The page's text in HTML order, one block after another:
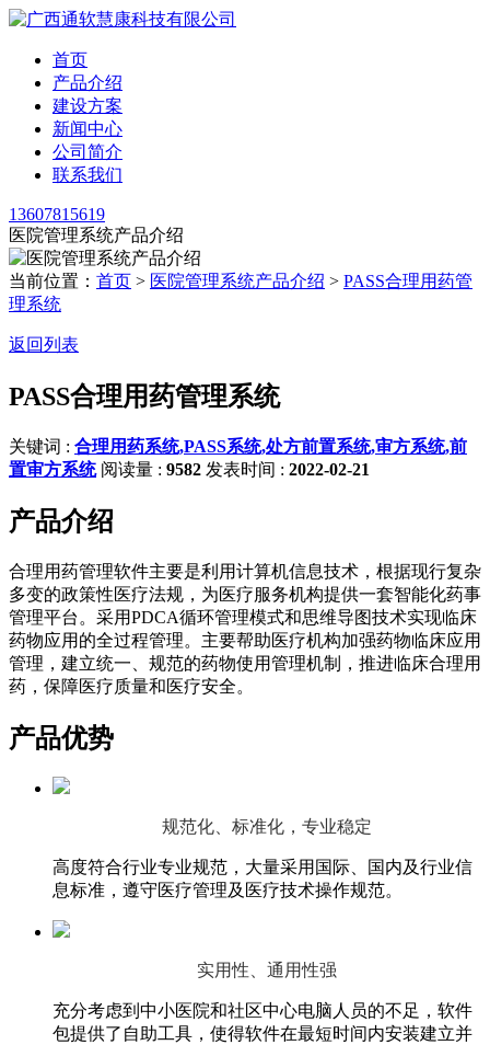
首页
产品介绍
建设方案
新闻中心
公司简介
联系我们
13607815619
医院管理系统产品介绍
当前位置： 首页 > 医院管理系统产品介绍 > PASS合理用药管
理系统
返回列表
PASS合理用药管理系统
关键词 : 合理用药系统,PASS系统,处方前置系统,审方系统,前
置审方系统 阅读量 : 9582 发表时间 : 2022-02-21
产品介绍
合理用药管理软件主要是利用计算机信息技术，根据现行复杂
多变的政策性医疗法规，为医疗服务机构提供一套智能化药事
管理平台。采用PDCA循环管理模式和思维导图技术实现临床
药物应用的全过程管理。主要帮助医疗机构加强药物临床应用
管理，建立统一、规范的药物使用管理机制，推进临床合理用
药，保障医疗质量和医疗安全。
产品优势
规范化、标准化，专业稳定
高度符合行业专业规范，大量采用国际、国内及行业信
息标准，遵守医疗管理及医疗技术操作规范。
实用性、通用性强
充分考虑到中小医院和社区中心电脑人员的不足，软件
包提供了自助工具，使得软件在最短时间内安装建立并